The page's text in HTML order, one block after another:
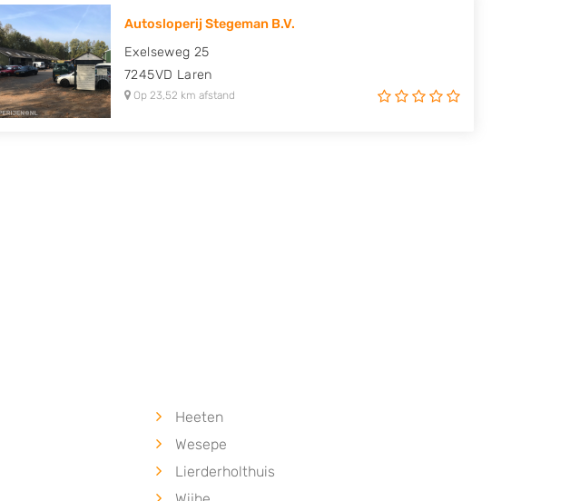
Autosloperij Stegeman B.V.
Exelseweg 25
7245VD Laren
Op 23,52 km afstand
Heeten
Wesepe
Lierderholthuis